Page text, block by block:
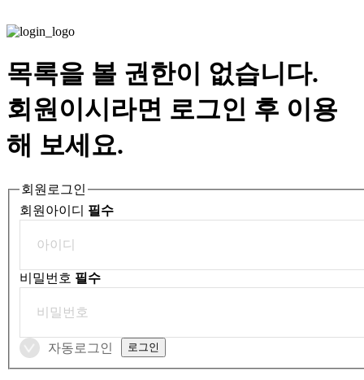
목록을 볼 권한이 없습니다.
회원이시라면 로그인 후 이용
해 보세요.
회원로그인
회원아이디 필수
비밀번호 필수
자동로그인